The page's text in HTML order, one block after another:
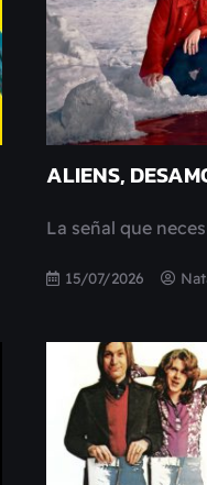
ALIENS,
La señal que
15/07/2026